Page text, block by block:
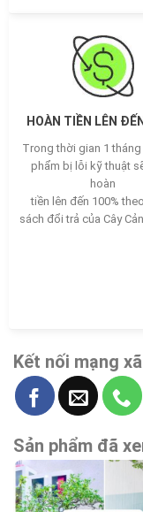
HOÀN TIỀN LÊN
Trong thời gian 1 tháng
phẩm bị lỗi kỹ thuật
hoàn
tiền lên đến 100%
sách đổi trả của Cây
Kết nối mạng
Sản phẩm đã